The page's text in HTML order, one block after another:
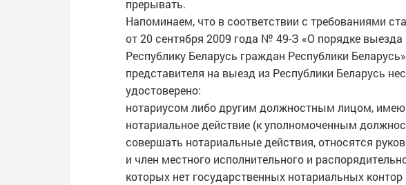
прерывать.
Напоминаем, что в соответствии с требованиями
от 20 сентября 2009 года № 49-З «О порядке выезда
Республику Беларусь граждан Республики
представителя на выезд из Республики Беларусь
удостоверено:
нотариусом либо другим должностным лицом,
нотариальное действие (к уполномоченным
совершать нотариальные действия, относятся
и член местного исполнительного и
которых нет государственных нотариальных